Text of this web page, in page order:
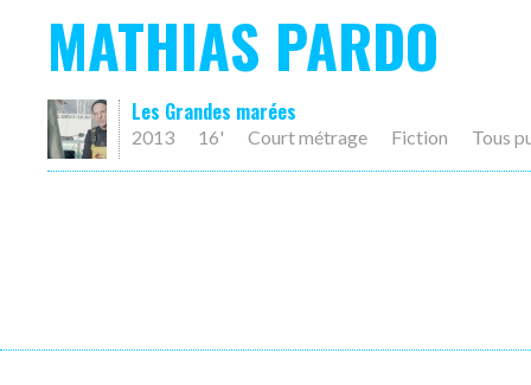
MATHIAS PARDO
Les Grandes marées
2013 16' Court métrage Fiction Tous